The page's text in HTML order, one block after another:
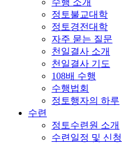
정토불교대학
정토경전대학
자주 묻는 질문
천일결사 소개
천일결사 기도
108배 수행
수행법회
정토행자의 하루
수련
정토수련원 소개
수련일정 및 신청